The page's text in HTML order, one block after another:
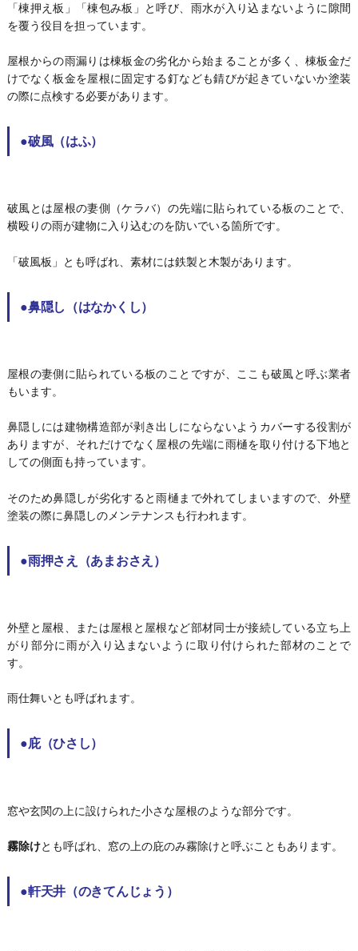
「棟押え板」「棟包み板」と呼び、雨水が入り込まないように隙間
を覆う役目を担っています。
屋根からの雨漏りは棟板金の劣化から始まることが多く、棟板金だ
けでなく板金を屋根に固定する釘なども錆びが起きていないか塗装
の際に点検する必要があります。
●破風（はふ）
破風とは屋根の妻側（ケラバ）の先端に貼られている板のことで、
横殴りの雨が建物に入り込むのを防いでいる箇所です。
「破風板」とも呼ばれ、素材には鉄製と木製があります。
●鼻隠し（はなかくし）
屋根の妻側に貼られている板のことですが、ここも破風と呼ぶ業者
もいます。
鼻隠しには建物構造部が剥き出しにならないようカバーする役割が
ありますが、それだけでなく屋根の先端に雨樋を取り付ける下地と
しての側面も持っています。
そのため鼻隠しが劣化すると雨樋まで外れてしまいますので、外壁
塗装の際に鼻隠しのメンテナンスも行われます。
●雨押さえ（あまおさえ）
外壁と屋根、または屋根と屋根など部材同士が接続している立ち上
がり部分に雨が入り込まないように取り付けられた部材のことで
す。
雨仕舞いとも呼ばれます。
●庇（ひさし）
窓や玄関の上に設けられた小さな屋根のような部分です。
霧除けとも呼ばれ、窓の上の庇のみ霧除けと呼ぶこともあります。
●軒天井（のきてんじょう）